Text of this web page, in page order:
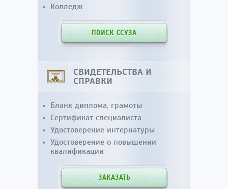
Колледж
ПОИСК ССУЗА
СВИДЕТЕЛЬСТВА И
СПРАВКИ
Бланк диплома, грамоты
Сертификат специалиста
Удостоверение интернатуры
Удостоверение о повышении
квалификации
ЗАКАЗАТЬ